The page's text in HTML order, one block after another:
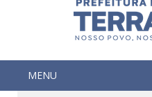
MENU